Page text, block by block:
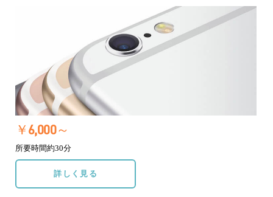
￥6,000～
所要時間約30分
詳しく見る